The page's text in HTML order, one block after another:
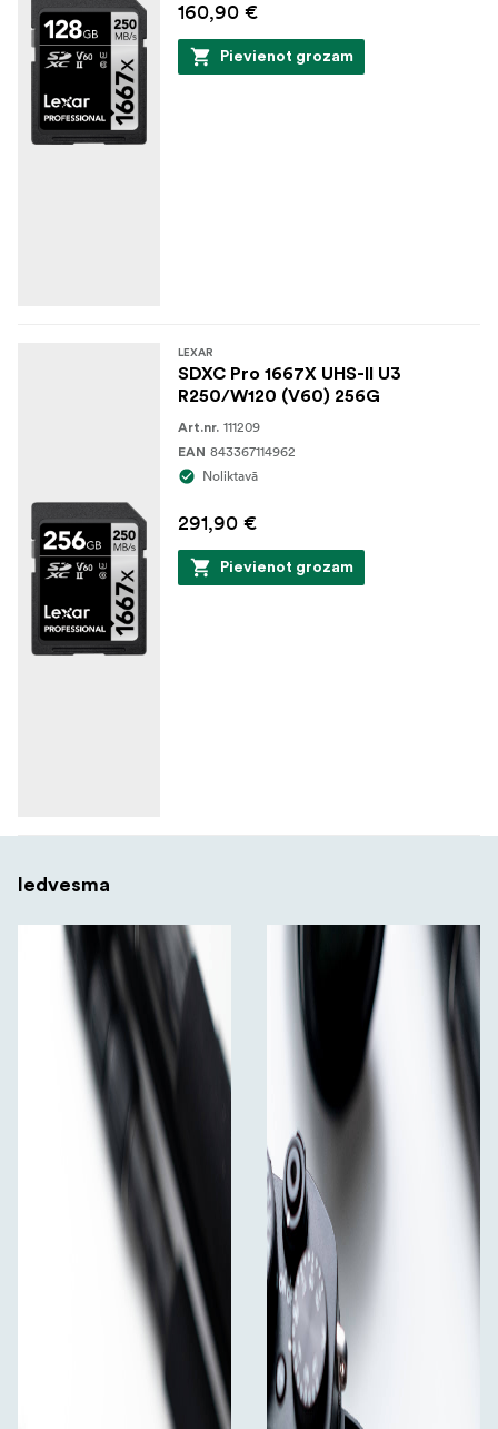
160,90 €
Pievienot grozam
LEXAR
SDXC Pro 1667X UHS-II U3
R250/W120 (V60) 256G
Art.nr. 111209
EAN 843367114962
Noliktavā
291,90 €
Pievienot grozam
Iedvesma